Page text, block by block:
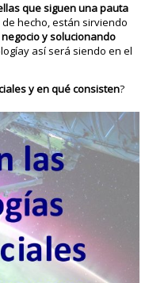
que siguen una pauta
hecho, están sirviendo
y solucionando
así será siendo en el
y en qué consisten?